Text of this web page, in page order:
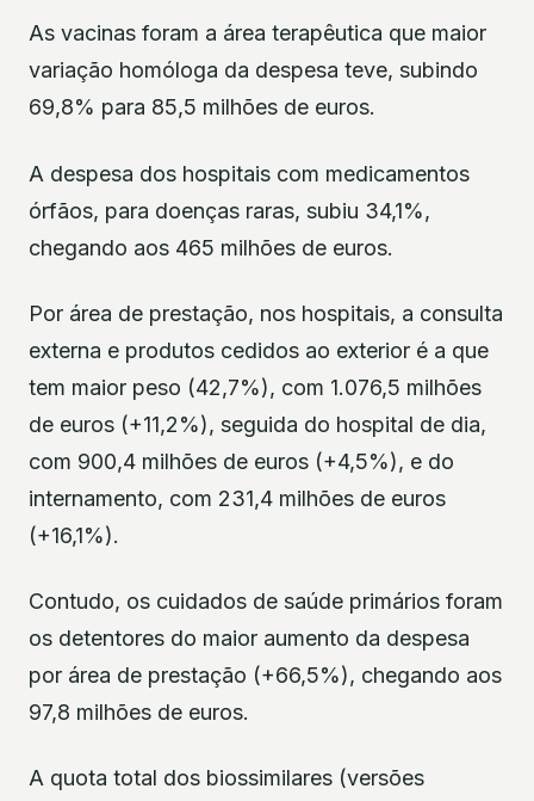
As vacinas foram a área terapêutica que maior
variação homóloga da despesa teve, subindo
69,8% para 85,5 milhões de euros.
A despesa dos hospitais com medicamentos
órfãos, para doenças raras, subiu 34,1%,
chegando aos 465 milhões de euros.
Por área de prestação, nos hospitais, a consulta
externa e produtos cedidos ao exterior é a que
tem maior peso (42,7%), com 1.076,5 milhões
de euros (+11,2%), seguida do hospital de dia,
com 900,4 milhões de euros (+4,5%), e do
internamento, com 231,4 milhões de euros
(+16,1%).
Contudo, os cuidados de saúde primários foram
os detentores do maior aumento da despesa
por área de prestação (+66,5%), chegando aos
97,8 milhões de euros.
A quota total dos biossimilares (versões